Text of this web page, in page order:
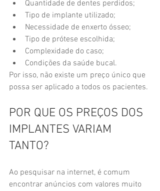
Quantidade de dentes perdidos;
Tipo de implante utilizado;
Necessidade de enxerto ósseo;
Tipo de prótese escolhida;
Complexidade do caso;
Condições da saúde bucal.
Por isso, não existe um preço único que
possa ser aplicado a todos os pacientes.
POR QUE OS PREÇOS DOS
IMPLANTES VARIAM
TANTO?
Ao pesquisar na internet, é comum
encontrar anúncios com valores muito